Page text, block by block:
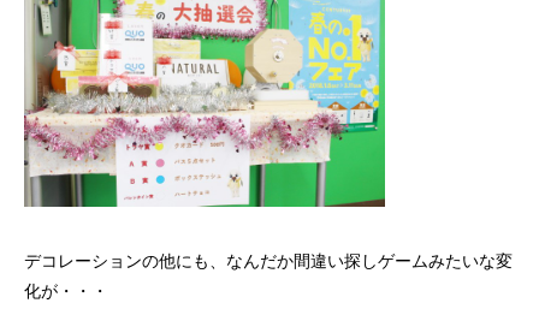
デコレーションの他にも、なんだか間違い探しゲームみたいな変
化が・・・